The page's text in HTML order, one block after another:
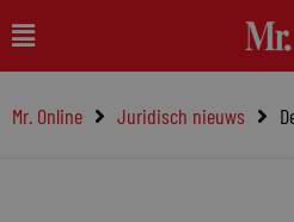
naar
inhoud
Main
Menu
Mr. Online Juridisch nieuws